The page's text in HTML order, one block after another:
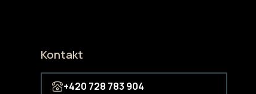
Kontakt
+420 728 783 904